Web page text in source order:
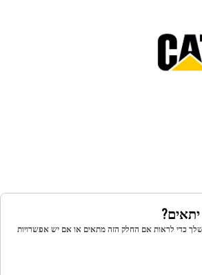
כדי לראות אם החלק הזה מתאים או אם יש אפשרויות